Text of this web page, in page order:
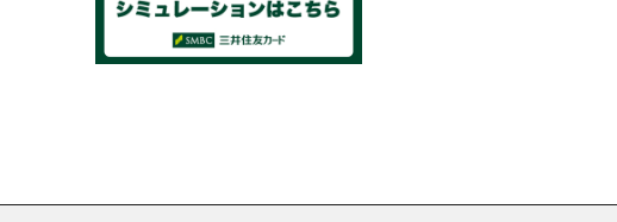
木管アンサンブル
オカリナ